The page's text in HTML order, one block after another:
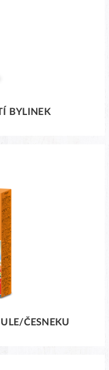
BYLINEK
ČESNEKU